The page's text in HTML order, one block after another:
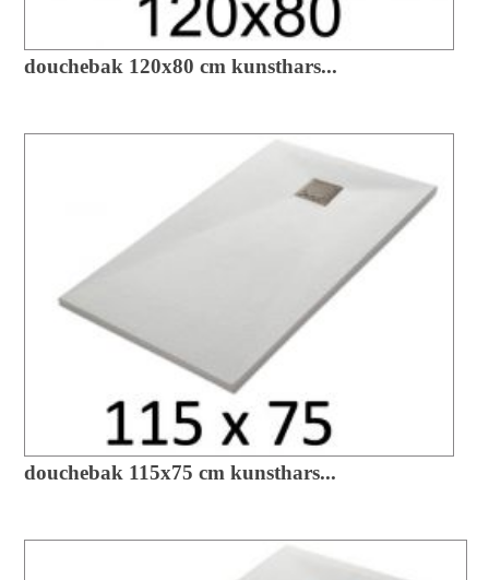
douchebak 120x80 cm kunsthars...
douchebak 115x75 cm kunsthars...